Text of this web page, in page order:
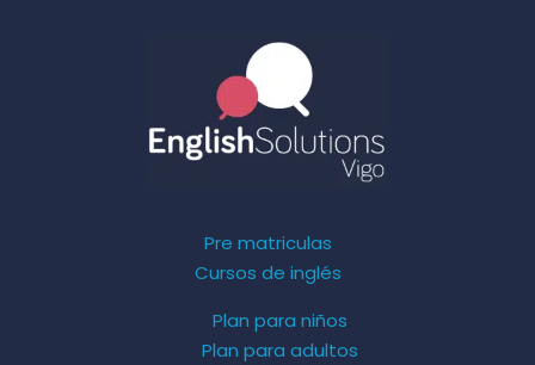
Pre matriculas
Cursos de inglés
Plan para niños
Plan para adultos